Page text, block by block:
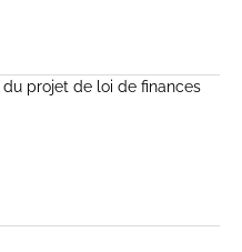
du projet de loi de finances